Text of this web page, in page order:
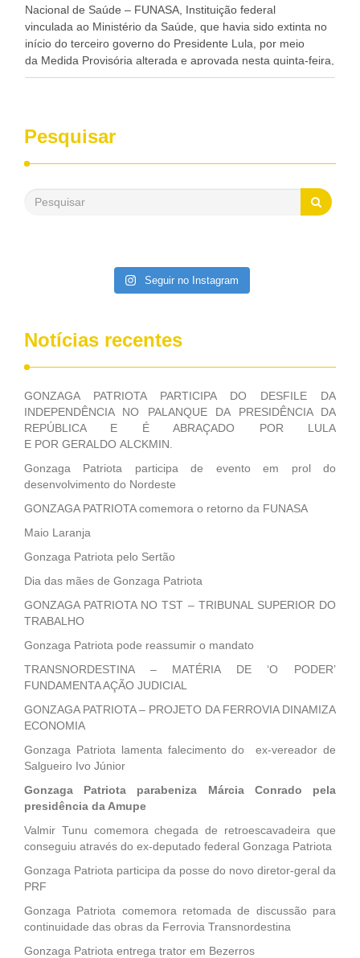
Nacional de Saúde – FUNASA, Instituição federal
vinculada ao Ministério da Saúde, que havia sido extinta no
início do terceiro governo do Presidente Lula, por meio
da Medida Provisória alterada e aprovada nesta quinta-feira,
pelo Congresso Nacional. Gonzaga Patriota disse hoje em
desenvolvimento dos seus municípios e, somente o ano
passado, essa Fundação distribuiu mais de três bilhões de
reais, com suas maravilhosas ações, dentre alas, mais de
saneamento básico, em pequenas comunidades rurais.
Patriota disse ainda que, mesmo sem mandato,
Pesquisar
Seguir no Instagram
Notícias recentes
GONZAGA PATRIOTA PARTICIPA DO DESFILE DA
INDEPENDÊNCIA NO PALANQUE DA PRESIDÊNCIA DA
REPÚBLICA E É ABRAÇADO POR LULA
E POR GERALDO ALCKMIN.
Gonzaga Patriota participa de evento em prol do
desenvolvimento do Nordeste
GONZAGA PATRIOTA comemora o retorno da FUNASA
Maio Laranja
Gonzaga Patriota pelo Sertão
Dia das mães de Gonzaga Patriota
GONZAGA PATRIOTA NO TST – TRIBUNAL SUPERIOR DO
TRABALHO
Gonzaga Patriota pode reassumir o mandato
TRANSNORDESTINA – MATÉRIA DE ‘O PODER’
FUNDAMENTA AÇÃO JUDICIAL
GONZAGA PATRIOTA – PROJETO DA FERROVIA DINAMIZA
ECONOMIA
Gonzaga Patriota lamenta falecimento do ex-vereador de
Salgueiro Ivo Júnior
Gonzaga Patriota parabeniza Márcia Conrado pela
presidência da Amupe
Valmir Tunu comemora chegada de retroescavadeira que
conseguiu através do ex-deputado federal Gonzaga Patriota
Gonzaga Patriota participa da posse do novo diretor-geral da
PRF
Gonzaga Patriota comemora retomada de discussão para
continuidade das obras da Ferrovia Transnordestina
Gonzaga Patriota entrega trator em Bezerros